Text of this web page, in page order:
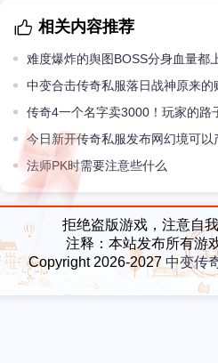
相关内容推荐
难度爆炸的舆图BOSS分身血量都
玩家却纷至沓来
中变合击传奇私服落日战神原来的
落日骄阳为何送人原来英雄没选对
传奇4一个名字卖3000！玩家的路
野今日新开传奇私服发布网幻境可以
的最高端装备有哪些
法师PK时需要注意些什么
拒绝盗版游戏，注意自
注释：本站发布所有游
Copyright 2026-2027 中变传